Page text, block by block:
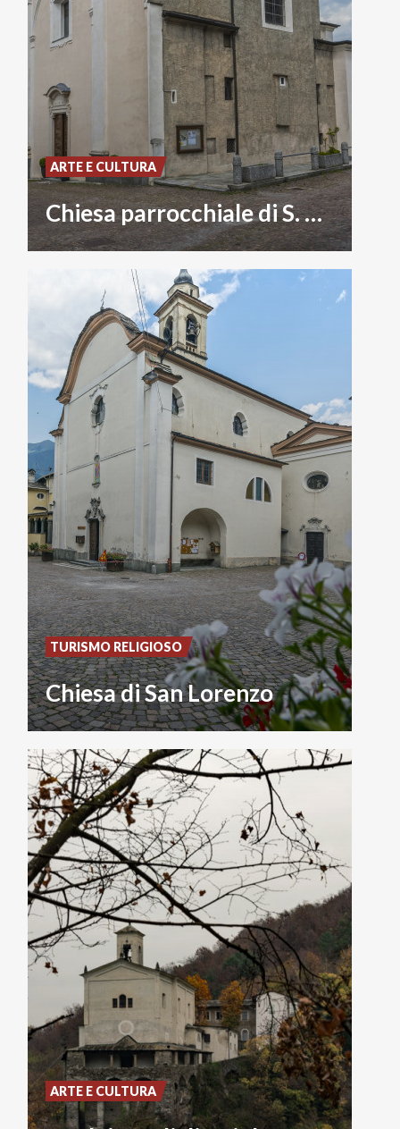
Chiesa parrocchiale di S. Agostino
ARTE E CULTURA
Chiesa di San Lorenzo
TURISMO RELIGIOSO
ARTE E CULTURA